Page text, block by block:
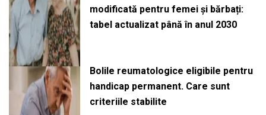
modificată pentru femei și bărbați:
tabel actualizat până în anul 2030
Bolile reumatologice eligibile pentru
handicap permanent. Care sunt
criteriile stabilite